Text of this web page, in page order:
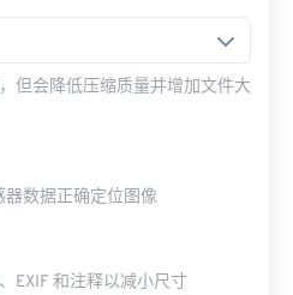
但会降低压缩质量并增加文件大
器数据正确定位图像
EXIF 和注释以减小尺寸